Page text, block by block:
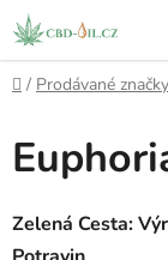
Přejít
na
obsah
Domů
/ Prodávané značky
Zelená Cesta: